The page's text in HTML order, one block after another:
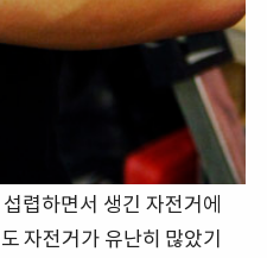
렵하면서 생긴 자전거에
자전거가 유난히 많았기